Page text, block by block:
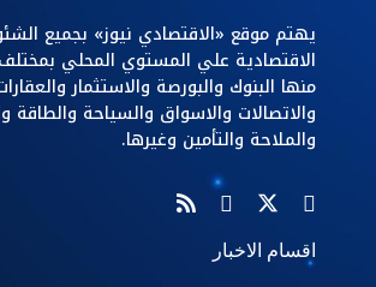
يهتم موقع «الاقتصادي نيوز» بجميع
الاقتصادية علي المستوي المحلي
منها البنوك والبورصة والاستثمار
والاتصالات والاسواق والسياحة والطاقة
والملاحة والتأمين وغيرها.
اقسام الاخبار